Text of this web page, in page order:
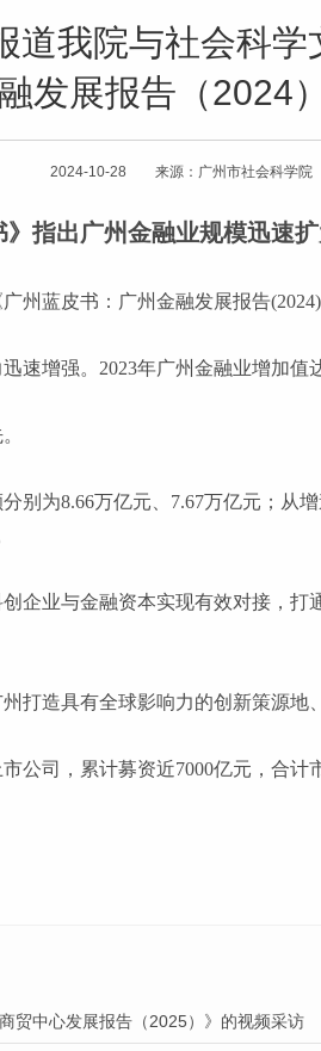
道我院与社会科
发展报告（2024
2024-10-28 来源：广州市社会科学院
指出广州金融业规模迅速
州蓝皮书：广州金融发展报告
速增强。 2023年广州金融业增加值
别为8.66万亿元、7.67万亿元；从
企业与金融资本实现有效对接，打
打造具有全球影响力的创新策源地
公司，累计募资近7000亿元，合
贸中心发展报告（2025）》的视频采访